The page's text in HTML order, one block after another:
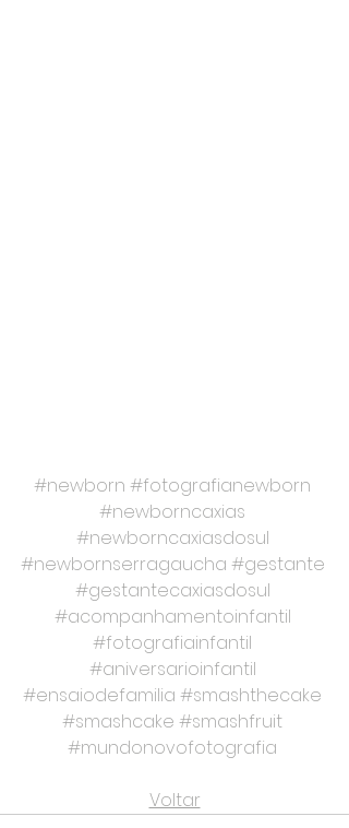
#newborn #fotografianewborn
#newborncaxias
#newborncaxiasdosul
#newbornserragaucha #gestante
#gestantecaxiasdosul
#acompanhamentoinfantil
#fotografiainfantil
#aniversarioinfantil
#ensaiodefamilia #smashthecake
#smashcake #smashfruit
#mundonovofotografia
Voltar